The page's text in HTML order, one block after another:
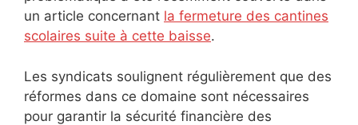
un article concernant la fermeture des cantines
scolaires suite à cette baisse.
Les syndicats soulignent régulièrement que des
réformes dans ce domaine sont nécessaires
pour garantir la sécurité financière des